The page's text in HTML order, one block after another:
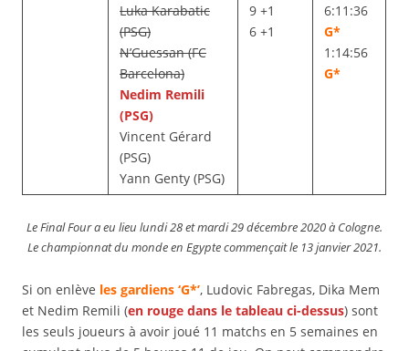
Luka Karabatic
(PSG)
N’Guessan (FC
Barcelona)
Nedim Remili
(PSG)
Vincent Gérard
(PSG)
Yann Genty (PSG)
9 +1
6 +1
6:11:36
G*
1:14:56
G*
Le Final Four a eu lieu lundi 28 et mardi 29 décembre 2020 à Cologne.
Le championnat du monde en Egypte commençait le 13 janvier 2021.
Si on enlève les gardiens ‘G*’, Ludovic Fabregas, Dika Mem
et Nedim Remili (en rouge dans le tableau ci-dessus) sont
les seuls joueurs à avoir joué 11 matchs en 5 semaines en